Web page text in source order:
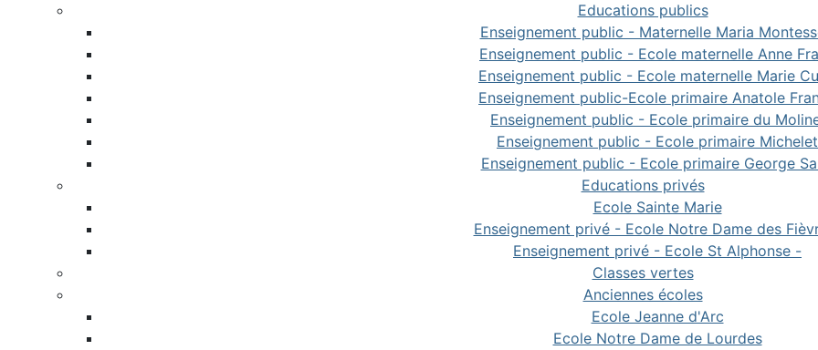
Educations publics
Enseignement public - Maternelle Maria
Enseignement public - Ecole maternelle Anne
Enseignement public - Ecole maternelle Marie
Enseignement public-Ecole primaire Anatole
Enseignement public - Ecole primaire du
Enseignement public - Ecole primaire Michelet
Enseignement public - Ecole primaire George
Educations privés
Ecole Sainte Marie
Enseignement privé - Ecole Notre Dame des
Enseignement privé - Ecole St Alphonse -
Classes vertes
Anciennes écoles
Ecole Jeanne d'Arc
Ecole Notre Dame de Lourdes